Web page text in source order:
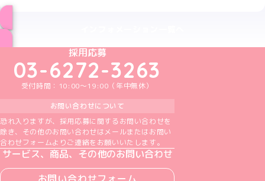
めいどりーみんTikTok公式アカウント
めいどりーみんX公式アカウント
めいどりーみんInstagram公式アカウント
めいどりーみんFacebook公式アカウン
めいどりーみんYouTube公式アカ
採用応募
03-6272-3263
受付時間：10:00～19:00（年中無休）
お問い合わせについて
恐れ入りますが、採用応募に関するお問い合わせを
除き、その他のお問い合わせはメールまたはお問い
合わせフォームよりご連絡をお願いいたします。
サービス、商品、その他のお問い合わせ